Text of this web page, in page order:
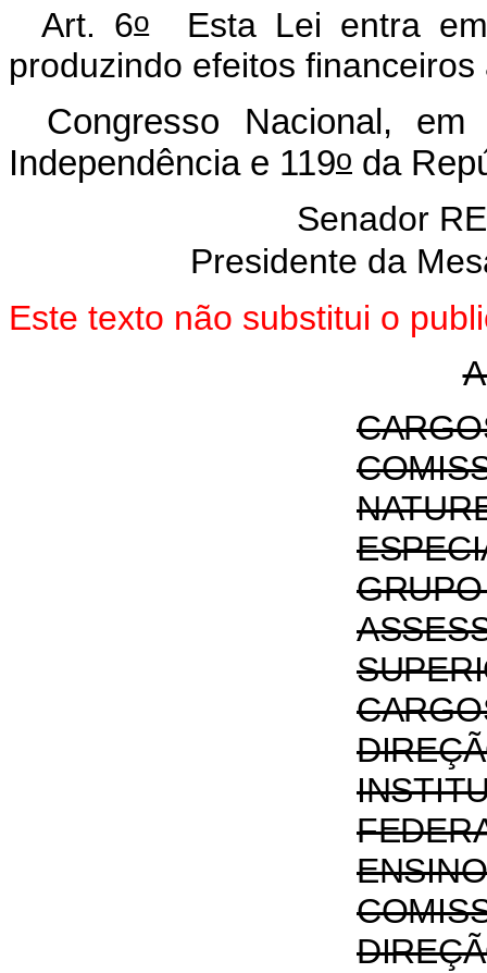
Art. 6o
Esta Lei entra
produzindo efeitos
Congresso Nacional,
Independência e 119o da
Senador
Presidente da
Este texto não substitui o